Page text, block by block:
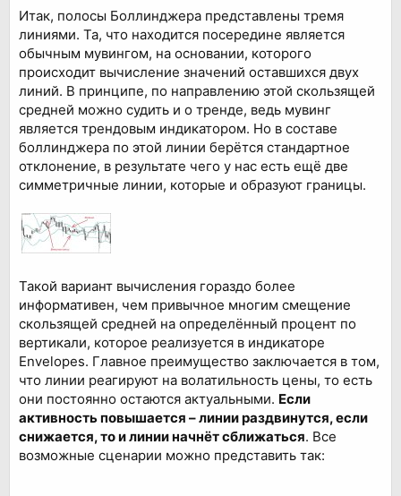
Итак, полосы Боллинджера представлены тремя
линиями. Та, что находится посередине является
обычным мувингом, на основании, которого
происходит вычисление значений оставшихся двух
линий. В принципе, по направлению этой скользящей
средней можно судить и о тренде, ведь мувинг
является трендовым индикатором. Но в составе
боллинджера по этой линии берётся стандартное
отклонение, в результате чего у нас есть ещё две
симметричные линии, которые и образуют границы.
Такой вариант вычисления гораздо более
информативен, чем привычное многим смещение
скользящей средней на определённый процент по
вертикали, которое реализуется в индикаторе
Envelopes. Главное преимущество заключается в том,
что линии реагируют на волатильность цены, то есть
они постоянно остаются актуальными. Если
активность повышается – линии раздвинутся, если
снижается, то и линии начнёт сближаться. Все
возможные сценарии можно представить так: